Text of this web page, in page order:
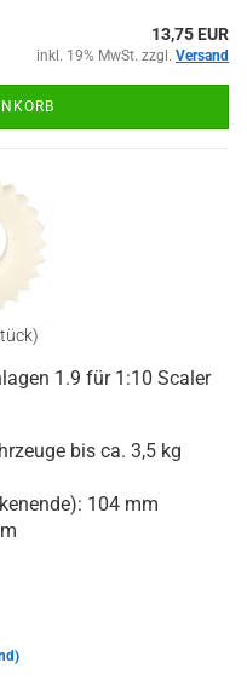
13,75 EUR
inkl. 19% MwSt. zzgl. Versand
1.9 für 1:10 Scaler
bis ca. 3,5 kg
104 mm